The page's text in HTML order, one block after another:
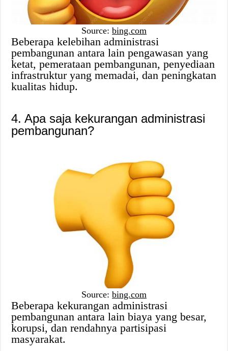
Source: bing.com
Beberapa kelebihan administrasi
pembangunan antara lain pengawasan yang
ketat, pemerataan pembangunan, penyediaan
infrastruktur yang memadai, dan peningkatan
kualitas hidup.
4. Apa saja kekurangan administrasi
pembangunan?
Source: bing.com
Beberapa kekurangan administrasi
pembangunan antara lain biaya yang besar,
korupsi, dan rendahnya partisipasi
masyarakat.